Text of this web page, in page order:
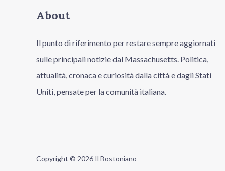
About
Il punto di riferimento per restare sempre aggiornati
sulle principali notizie dal Massachusetts. Politica,
attualità, cronaca e curiosità dalla città e dagli Stati
Uniti, pensate per la comunità italiana.
Copyright © 2026 Il Bostoniano